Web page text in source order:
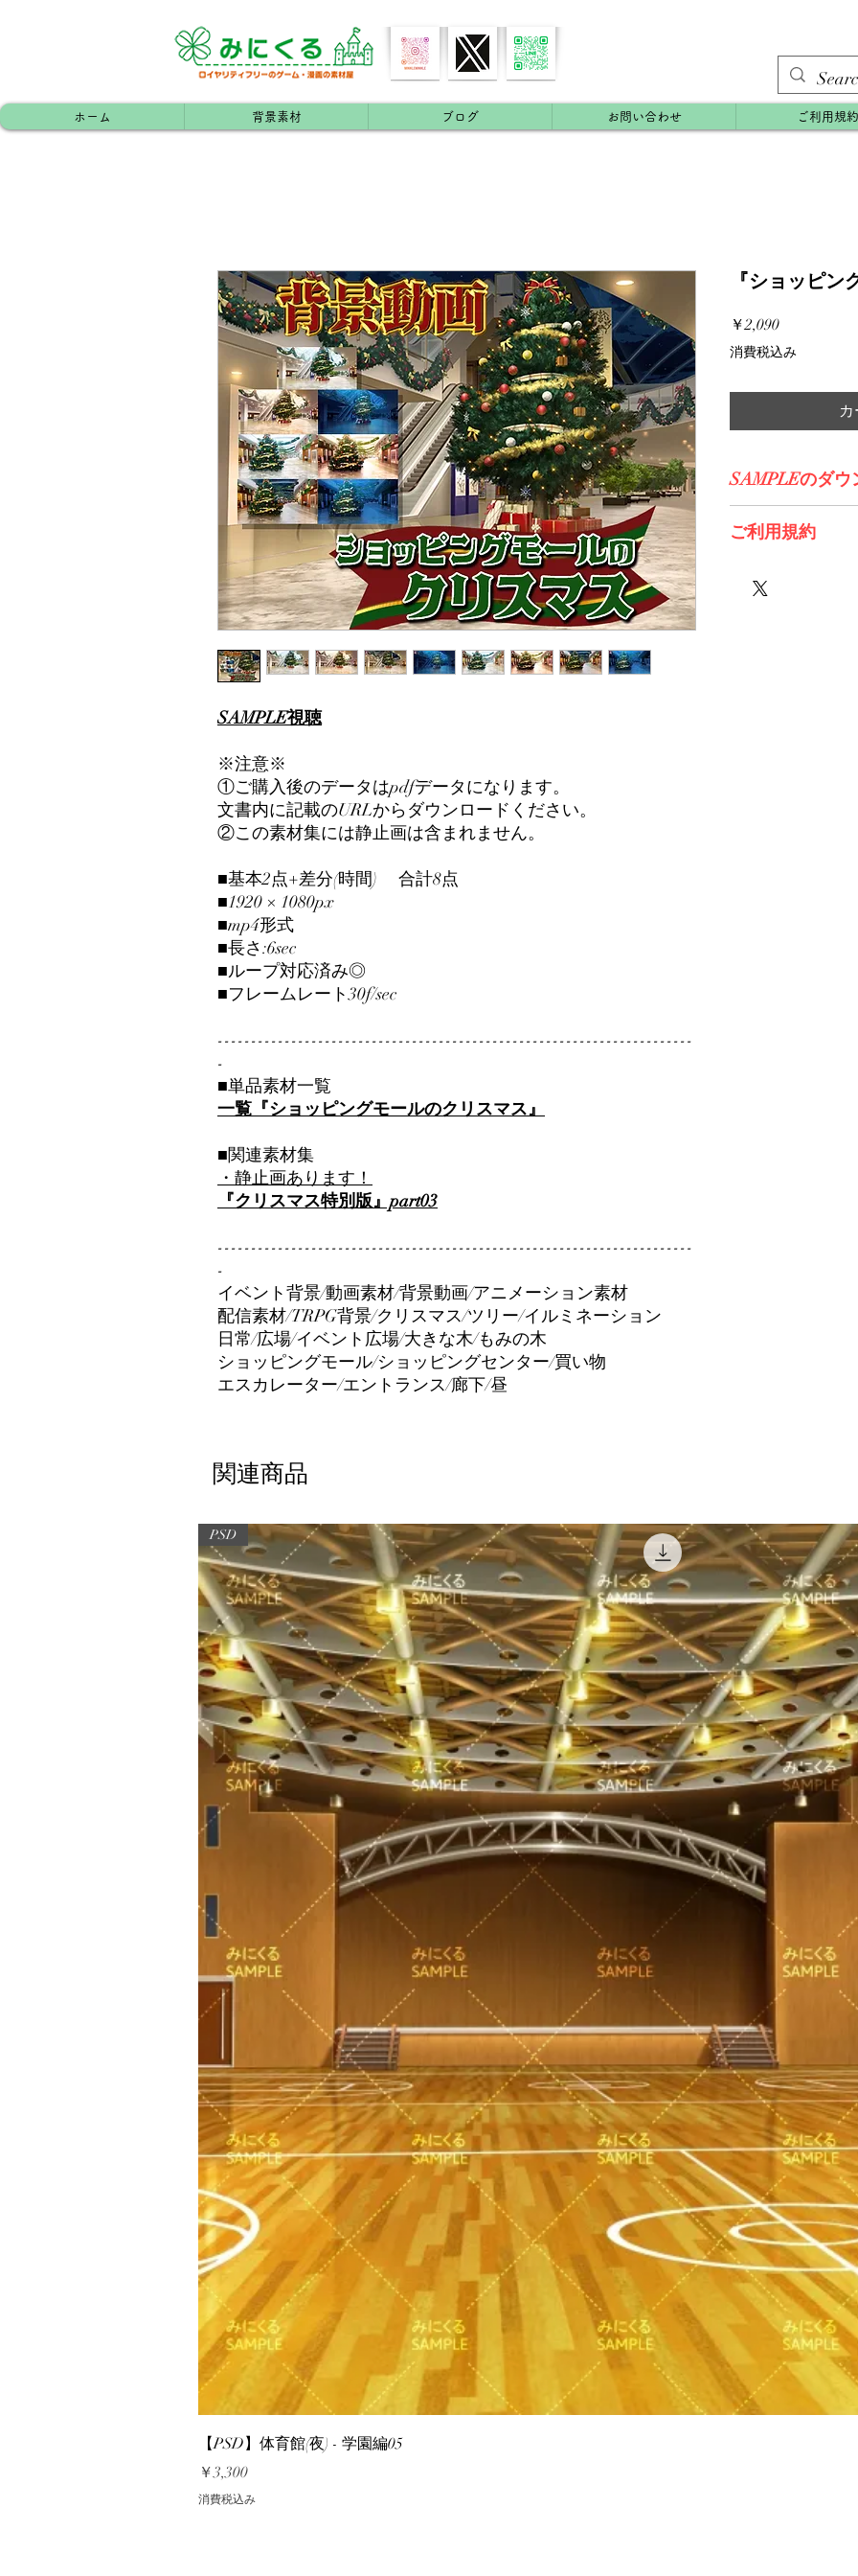
ホーム 背景素材 ブログ お問い合わせ ご利用規約
SAMPLE視聴
※注意※
①ご購入後のデータはpdfデータになります。
文書内に記載のURLからダウンロードください。
②この素材集には静止画は含まれません。
■基本2点+差分(時間) 合計8点
■1920 × 1080px
■mp4形式
■長さ:6sec
■ループ対応済み◎
■フレームレート30f/sec
-----------------------------------------------------------------------
-
■単品素材一覧
一覧『ショッピングモールのクリスマス』
■関連素材集
・静止画あります！
『クリスマス特別版』part03
-----------------------------------------------------------------------
-
イベント背景/動画素材/背景動画/アニメーション素材
配信素材/TRPG背景/クリスマス/ツリー/イルミネーション
日常/広場/イベント広場/大きな木/もみの木
ショッピングモール/ショッピングセンター/買い物
エスカレーター/エントランス/廊下/昼
『ショッピ
￥2,090価
格
消費税込み
SAMPLEのダウ
ご利用規約
同人、商業問わず
関連商品
PSD
【PSD】体育館(夜) - 学園編05
価格
￥3,300
消費税込み